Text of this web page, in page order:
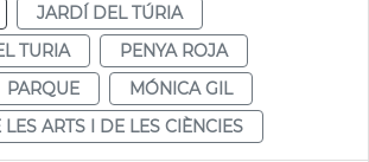
JARDÍ DEL TÚRIA
TURIA
PENYA ROJA
PARQUE
MÓNICA GIL
ARTS I DE LES CIÈNCIES